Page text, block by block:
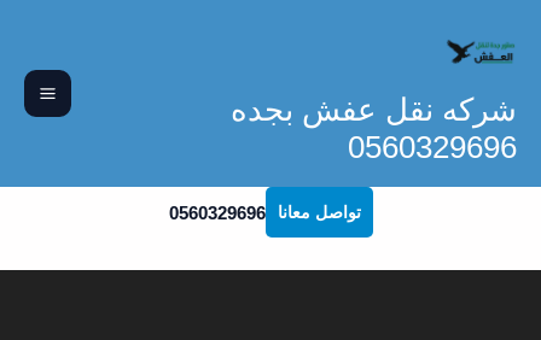
شركه نقل عفش بجده
0560329696
تواصل معانا 0560329696